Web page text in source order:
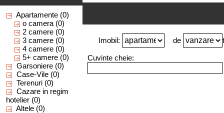
Apartamente (0)
o camera (0)
2 camere (0)
3 camere (0)
4 camere (0)
5+ camere (0)
Garsoniere (0)
Case-Vile (0)
Terenuri (0)
Cazare in regim
hotelier (0)
Altele (0)
Imobil: de
Cuvinte cheie: